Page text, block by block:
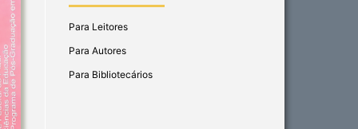
Para Leitores
Para Autores
Para Bibliotecários